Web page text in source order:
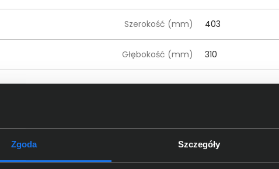
Zgoda Szczegóły
Szerokość (mm) 403
Głębokość (mm) 310
Dane producenta
Lausanne,